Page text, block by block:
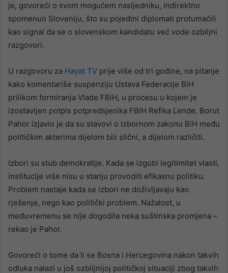
je, govoreći o svom mogućem nasljedniku, indirektno
spomenuo Sloveniju, što su pojedini diplomati protumačili
kao signal da se o slovenskom kandidatu već vode ozbiljni
razgovori.
U razgovoru za Hayat TV prije više od tri godine, na pitanje
kako komentariše suspenziju Ustava Federacije BiH
prilikom formiranja Vlade FBiH, u procesu u kojem je
izostavljen potpis potpredsjenika FBiH Refika Lende, Borut
Pahor izjavio je da su stavovi o Izbornom zakonu BiH među
političkim akterima dijelom bili slični, a dijelom različiti.
Izbori su stub demokratije. Kada se izgubi legitimitet vlasti,
institucije više nisu u stanju provoditi efikasnu politiku.
Problem nastaje kada se izbori ne doživljavaju kao
rješenje, nego kao politički problem. Nažalost, u
međuvremenu se nije dogodila neka suštinska promjena –
rekao je Pahor.
Govoreći o tome da li se Bosna i Hercegovina nakon takvih
odluka nalazi u još ozbiljnijoj političkoj situaciji zbog takvih